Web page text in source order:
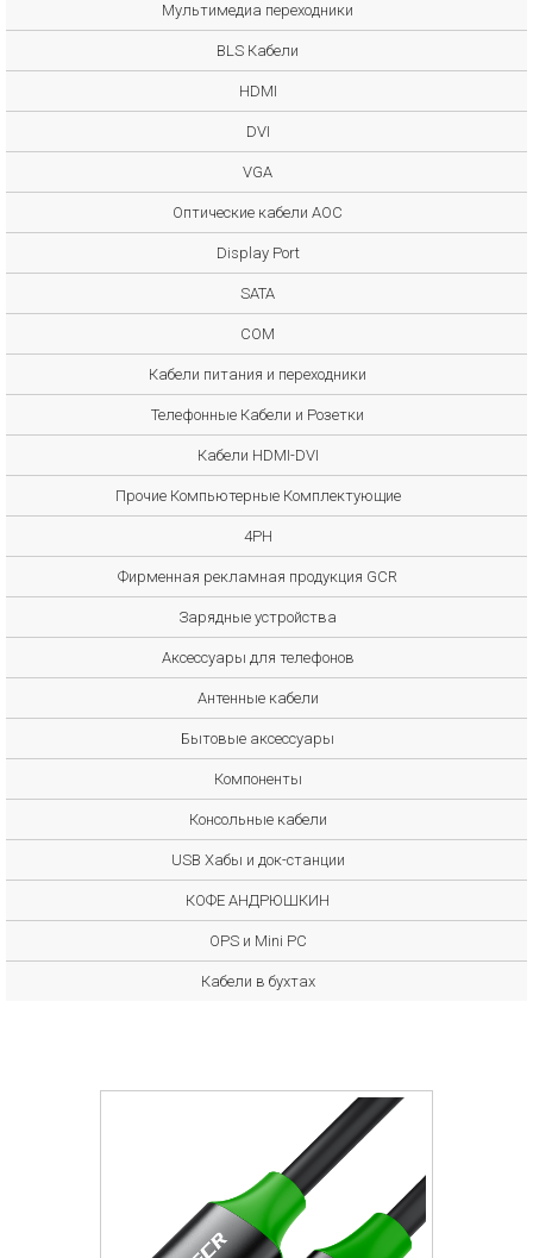
Мультимедиа переходники
BLS Кабели
HDMI
DVI
VGA
Оптические кабели AOC
Display Port
SATA
COM
Кабели питания и переходники
Телефонные Кабели и Розетки
Кабели HDMI-DVI
Прочие Компьютерные Комплектующие
4PH
Фирменная рекламная продукция GCR
Зарядные устройства
Аксессуары для телефонов
Антенные кабели
Бытовые аксессуары
Компоненты
Консольные кабели
USB Хабы и док-станции
КОФЕ АНДРЮШКИН
OPS и Mini PC
Кабели в бухтах